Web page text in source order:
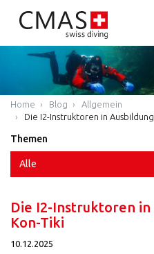
Home Blog
Allgemein
Die I2-Instruktoren in
Themen
Alle
Die I2-Instruktoren
Kon-Tiki
10.12.2025